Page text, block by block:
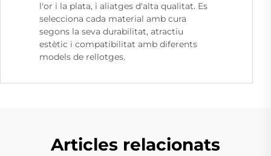
l'or i la plata, i aliatges d'alta qualitat. Es
selecciona cada material amb cura
segons la seva durabilitat, atractiu
estètic i compatibilitat amb diferents
models de rellotges.
Articles relacionats